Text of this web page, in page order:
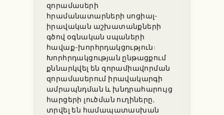
զորամասերի
հրամանատարների սոցիալ-
իրավական աշխատանքների
գծով օգնական սպաների
հավաք-խորհրդակցություն:
Խորհրդակցության ընթացքում
քննարկվել են զորամիավորման
զորամասերում իրավակարգի
ամրապնդման և խնդրահարույց
հարցերի լուծման ուղիները,
տրվել են համապատասխան